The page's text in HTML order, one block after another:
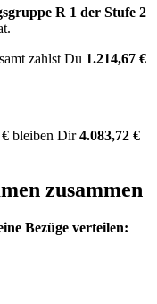
R 1 der Stufe 2
zahlst Du 1.214,67 €
bleiben Dir4.083,72 €
zusammen
Bezüge verteilen: